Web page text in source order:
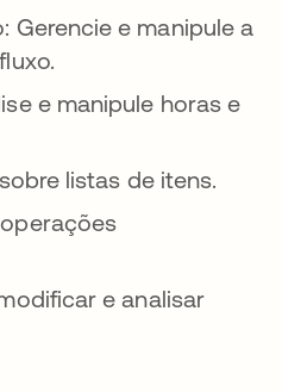
Gerencie e manipule a
e manipule horas e
listas de itens.
e analisar